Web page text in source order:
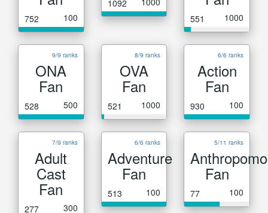
752 100
1092
551 1000
9/9 ranks
ONA
Fan
528 500
8/9 ranks
OVA
Fan
521 1000
6/6 ranks
Action
Fan
930 100
7/9 ranks
Adult
Cast
Fan
277 300
6/6 ranks
Adventure
Fan
513 100
5/11 ranks
Fan
77 100